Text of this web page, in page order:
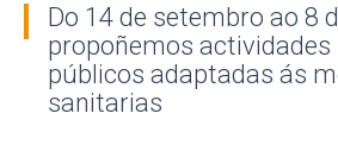
Do 14 de setembro ao 8
propoñemos
públicos adaptadas ás
sanitarias